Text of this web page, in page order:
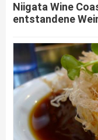
Niigata Wine
entstandene